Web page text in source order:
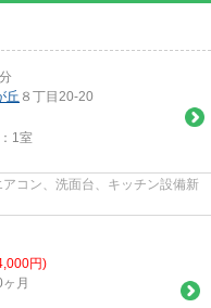
丘 ８丁目20-20
1室
コン、洗面台、キッチン設備新
円)
月